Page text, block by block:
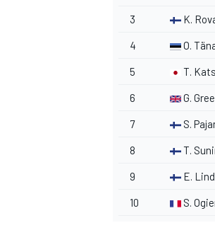
3 K.
4 O.
5 T.
6 G.
7 S.
8 T.
9 E.
10 S.